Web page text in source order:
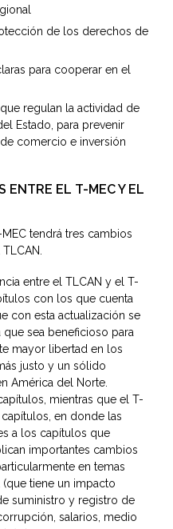
de los derechos de
para cooperar en el
regulan la actividad de
Estado, para prevenir
comercio e inversión
ENTRE EL T-MEC Y EL
tendrá tres cambios
entre el TLCAN y el T-
con los que cuenta
con esta actualización se
sea beneficioso para
mayor libertad en los
justo y un sólido
América del Norte.
mientras que el T-
en donde las
a los capítulos que
importantes cambios
en temas
tiene un impacto
suministro y registro de
salarios, medio